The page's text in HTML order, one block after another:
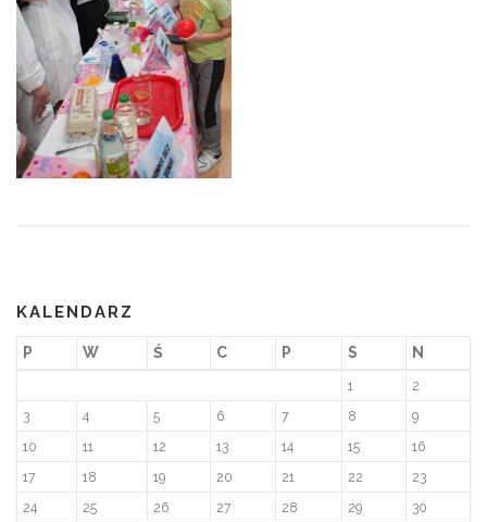
KALENDARZ
P W Ś C P S N
1
2
3
4 5 6 7 8
9
10
11 12 13 14 15
16
17
18 19 20 21 22
23
24
25 26 27 28 29
30